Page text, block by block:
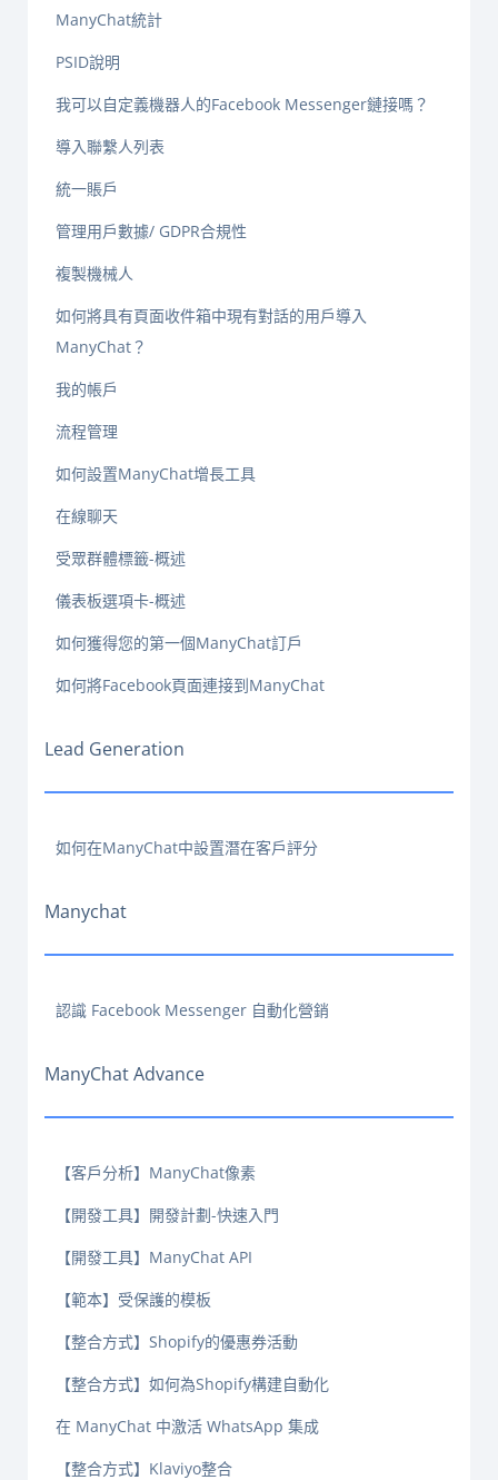
ManyChat統計
PSID說明
我可以自定義機器人的Facebook Messenger鏈接嗎？
導入聯繫人列表
統一賬戶
管理用戶數據/ GDPR合規性
複製機械人
如何將具有頁面收件箱中現有對話的用戶導入
ManyChat？
我的帳戶
流程管理
如何設置ManyChat增長工具
在線聊天
受眾群體標籤-概述
儀表板選項卡-概述
如何獲得您的第一個ManyChat訂戶
如何將Facebook頁面連接到ManyChat
Lead Generation
如何在ManyChat中設置潛在客戶評分
Manychat
認識 Facebook Messenger 自動化營銷
ManyChat Advance
【客戶分析】ManyChat像素
【開發工具】開發計劃-快速入門
【開發工具】ManyChat API
【範本】受保護的模板
【整合方式】Shopify的優惠券活動
【整合方式】如何為Shopify構建自動化
在 ManyChat 中激活 WhatsApp 集成
【整合方式】Klaviyo整合